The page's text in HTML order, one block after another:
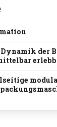
Dynamik der